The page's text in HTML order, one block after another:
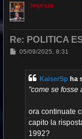
Impreza
Re: POLITICA
M05/09/2025, 8:31
KaiserSp ha
"come se fosse
ora continuate
capito la
1992?